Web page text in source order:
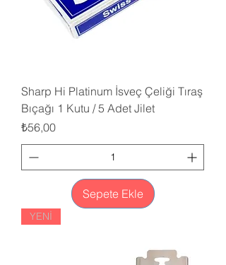
Sharp Hi Platinum İsveç Çeliği Tıraş
Bıçağı 1 Kutu / 5 Adet Jilet
Fiyat
₺56,00
Sepete Ekle
YENİ